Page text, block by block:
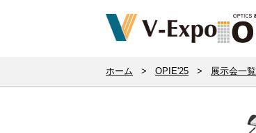
ホーム > OPIE'25 > 展示会一覧